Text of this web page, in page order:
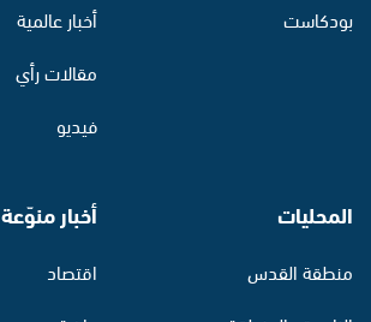
بودكاست
أخبار عالمية
مقالات رأي
فيديو
المحليات
منطقة القدس
أخبار منوّعة
اقتصاد